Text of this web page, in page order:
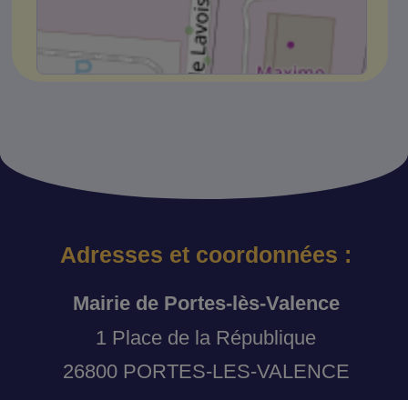
Adresses et coordonnées :
Mairie de Portes-lès-Valence
1 Place de la République
26800 PORTES-LES-VALENCE